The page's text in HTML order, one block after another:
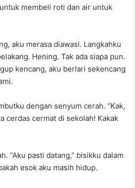
membeli roti dan air untuk
aku merasa diawasi. Langkahku
Hening. Tak ada siapa pun.
kencang, aku berlari sekencang
dengan senyum cerah. “Kak,
cerdas cermat di sekolah! Kakak
“Aku pasti datang,” bisikku dalam
esok aku masih hidup.